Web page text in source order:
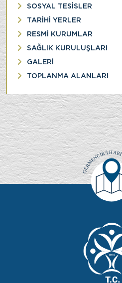
SOSYAL TESİSLER
TARİHİ YERLER
RESMİ KURUMLAR
SAĞLIK KURULUŞLARI
GALERİ
TOPLANMA ALANLARI